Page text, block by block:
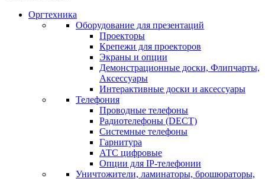
Оргтехника
Оборудование для презентаций
Проекторы
Крепежи для проекторов
Экраны и опции
Демонстрационные доски, Флипчарты,
Аксессуары
Интерактивные доски и аксессуары
Телефония
Проводные телефоны
Радиотелефоны (DECT)
Системные телефоны
Гарнитура
АТС цифровые
Опции для IP-телефонии
Уничтожители, ламинаторы, брошюраторы,